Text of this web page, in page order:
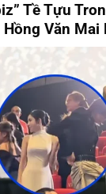
Tề Tựu
Văn Mai